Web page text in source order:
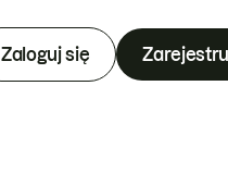
Zaloguj się